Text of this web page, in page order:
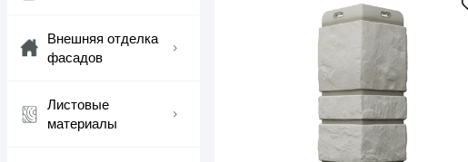
Внешняя отделка
фасадов
Листовые
материалы